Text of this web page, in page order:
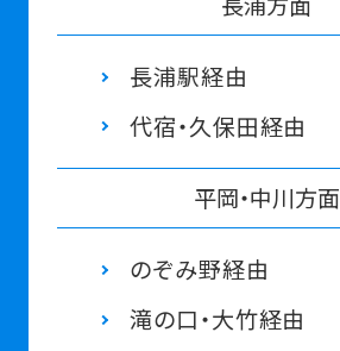
⻑浦駅経由
代宿・久保⽥経由
平岡・中川⽅⾯
のぞみ野経由
滝の⼝・⼤⽵経由